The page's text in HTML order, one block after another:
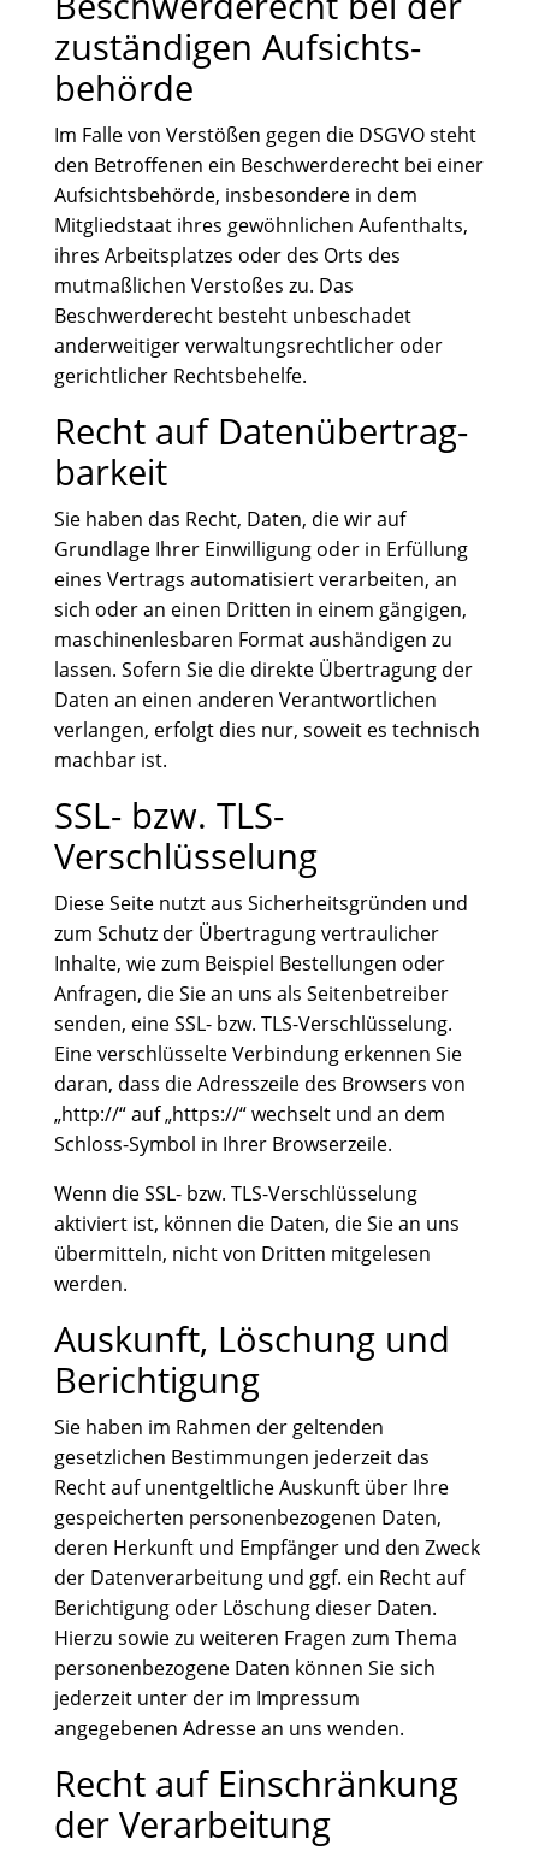
zuständigen Aufsichts­
behörde
Im Falle von Verstößen gegen die DSGVO steht
den Betroffenen ein Beschwerderecht bei einer
Aufsichtsbehörde, insbesondere in dem
Mitgliedstaat ihres gewöhnlichen Aufenthalts,
ihres Arbeitsplatzes oder des Orts des
mutmaßlichen Verstoßes zu. Das
Beschwerderecht besteht unbeschadet
anderweitiger verwaltungsrechtlicher oder
gerichtlicher Rechtsbehelfe.
Recht auf Daten­übertrag­
barkeit
Sie haben das Recht, Daten, die wir auf
Grundlage Ihrer Einwilligung oder in Erfüllung
eines Vertrags automatisiert verarbeiten, an
sich oder an einen Dritten in einem gängigen,
maschinenlesbaren Format aushändigen zu
lassen. Sofern Sie die direkte Übertragung der
Daten an einen anderen Verantwortlichen
verlangen, erfolgt dies nur, soweit es technisch
machbar ist.
SSL- bzw. TLS-
Verschlüsselung
Diese Seite nutzt aus Sicherheitsgründen und
zum Schutz der Übertragung vertraulicher
Inhalte, wie zum Beispiel Bestellungen oder
Anfragen, die Sie an uns als Seitenbetreiber
senden, eine SSL- bzw. TLS-Verschlüsselung.
Eine verschlüsselte Verbindung erkennen Sie
daran, dass die Adresszeile des Browsers von
„http://“ auf „https://“ wechselt und an dem
Schloss-Symbol in Ihrer Browserzeile.
Wenn die SSL- bzw. TLS-Verschlüsselung
aktiviert ist, können die Daten, die Sie an uns
übermitteln, nicht von Dritten mitgelesen
werden.
Auskunft, Löschung und
Berichtigung
Sie haben im Rahmen der geltenden
gesetzlichen Bestimmungen jederzeit das
Recht auf unentgeltliche Auskunft über Ihre
gespeicherten personenbezogenen Daten,
deren Herkunft und Empfänger und den Zweck
der Datenverarbeitung und ggf. ein Recht auf
Berichtigung oder Löschung dieser Daten.
Hierzu sowie zu weiteren Fragen zum Thema
personenbezogene Daten können Sie sich
jederzeit unter der im Impressum
angegebenen Adresse an uns wenden.
Recht auf Einschränkung
der Verarbeitung